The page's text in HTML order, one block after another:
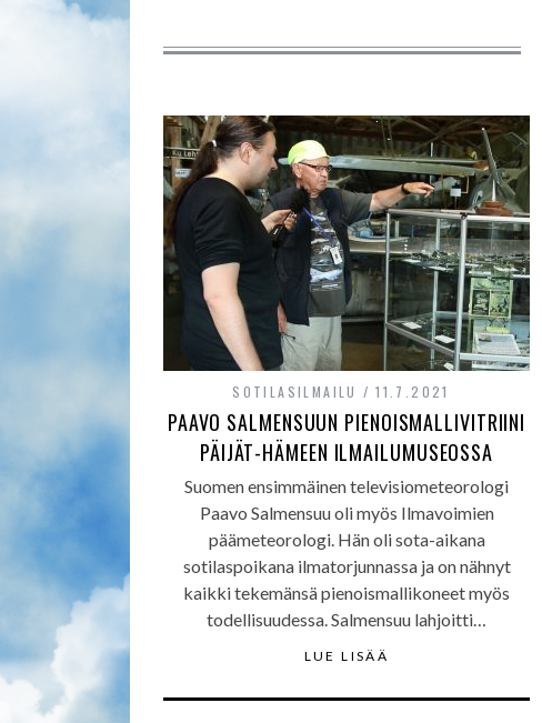
SOTILASILMAILU 11.7.2021
PAAVO SALMENSUUN PIENOISMALLIVITRIINI
PÄIJÄT-HÄMEEN ILMAILUMUSEOSSA
Suomen ensimmäinen televisiometeorologi
Paavo Salmensuu oli myös Ilmavoimien
päämeteorologi. Hän oli sota-aikana
sotilaspoikana ilmatorjunnassa ja on nähnyt
kaikki tekemänsä pienoismallikoneet myös
todellisuudessa. Salmensuu lahjoitti…
LUE LISÄÄ